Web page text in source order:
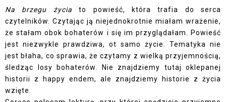
Na brzegu życia to powieść, która trafia do serca
czytelników. Czytając ją niejednokrotnie miałam wrażenie,
że stałam obok bohaterów i się im przyglądałam. Powieść
jest niezwykle prawdziwa, ot samo życie. Tematyka nie
jest błaha, co sprawia, że czytamy z wielką przyjemnością,
śledząc losy bohaterów. Nie znajdziemy tutaj oklepanej
historii z happy endem, ale znajdziemy historie z życia
wzięte.